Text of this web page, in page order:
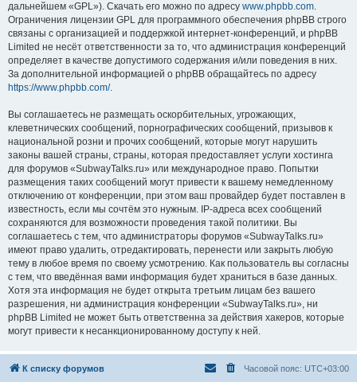
дальнейшем «GPL»). Скачать его можно по адресу www.phpbb.com.
Ограничения лицензии GPL для программного обеспечения phpBB строго
связаны с организацией и поддержкой интернет-конференций, и phpBB
Limited не несёт ответственности за то, что администрация конференций
определяет в качестве допустимого содержания и/или поведения в них.
За дополнительной информацией о phpBB обращайтесь по адресу
https://www.phpbb.com/.
Вы соглашаетесь не размещать оскорбительных, угрожающих,
клеветнических сообщений, порнографических сообщений, призывов к
национальной розни и прочих сообщений, которые могут нарушить
законы вашей страны, страны, которая предоставляет услуги хостинга
для форумов «SubwayTalks.ru» или международное право. Попытки
размещения таких сообщений могут привести к вашему немедленному
отключению от конференции, при этом ваш провайдер будет поставлен в
известность, если мы сочтём это нужным. IP-адреса всех сообщений
сохраняются для возможности проведения такой политики. Вы
соглашаетесь с тем, что администраторы форумов «SubwayTalks.ru»
имеют право удалить, отредактировать, перенести или закрыть любую
тему в любое время по своему усмотрению. Как пользователь вы согласны
с тем, что введённая вами информация будет храниться в базе данных.
Хотя эта информация не будет открыта третьим лицам без вашего
разрешения, ни администрация конференции «SubwayTalks.ru», ни
phpBB Limited не может быть ответственна за действия хакеров, которые
могут привести к несанкционированному доступу к ней.
К списку форумов Часовой пояс: UTC+03:00